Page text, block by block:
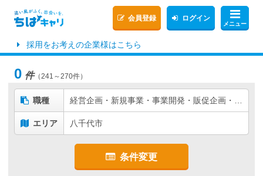
メニュー
会員登録 ログイン
採用をお考えの企業様はこちら
0 件（241～270件）
職種
エリア 八千代市
条件変更